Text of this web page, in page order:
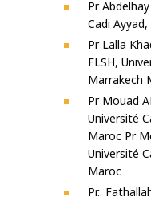
Pr
Cadi
Pr Lalla
FLSH,
Marrakech
Pr Mouad
Université
Maroc Pr
Université
Maroc
Pr..